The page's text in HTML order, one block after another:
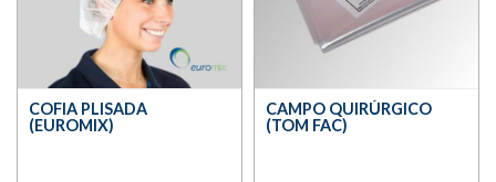
COFIA PLISADA
(EUROMIX)
CAMPO QUIRÚRGICO
(TOM FAC)